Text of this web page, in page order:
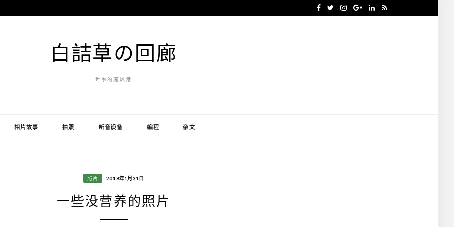
白詰草の回廊
世事的避风港
相片故事 拍照 听音设备 编程 杂文
照片 2018年1月31日
一些没营养的照片